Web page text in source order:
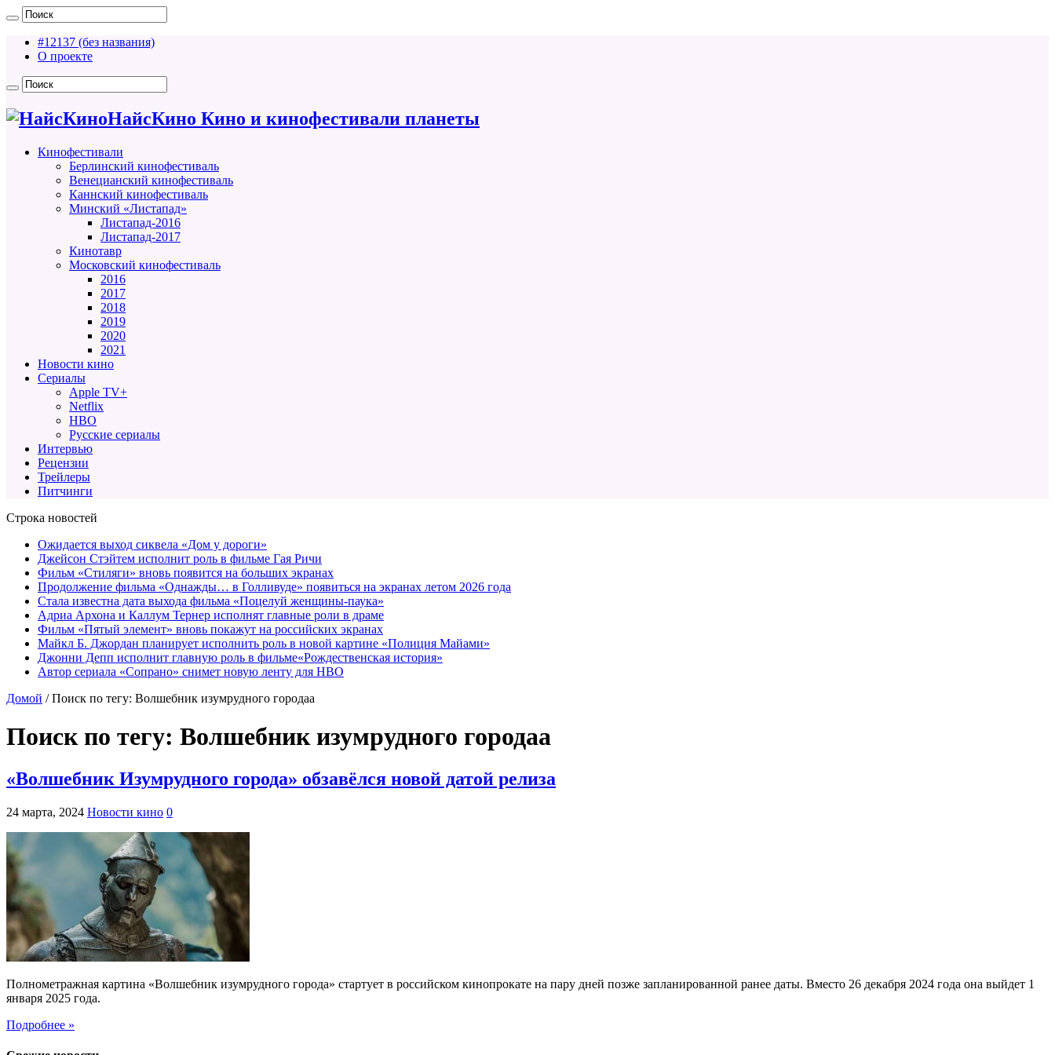
#12137 (без названия)
О проекте
НайсКино Кино и кинофестивали планеты
Кинофестивали
Берлинский кинофестиваль
Венецианский кинофестиваль
Каннский кинофестиваль
Минский «Листапад»
Листапад-2016
Листапад-2017
Кинотавр
Московский кинофестиваль
2016
2017
2018
2019
2020
2021
Новости кино
Сериалы
Apple TV+
Netflix
HBO
Русские сериалы
Интервью
Рецензии
Трейлеры
Питчинги
Строка новостей
Ожидается выход сиквела «Дом у дороги»
Джейсон Стэйтем исполнит роль в фильме Гая Ричи
Фильм «Стиляги» вновь появится на больших экранах
Продолжение фильма «Однажды… в Голливуде» появиться на экранах летом 2026 года
Стала известна дата выхода фильма «Поцелуй женщины-паука»
Адриа Архона и Каллум Тернер исполнят главные роли в драме
Фильм «Пятый элемент» вновь покажут на российских экранах
Майкл Б. Джордан планирует исполнить роль в новой картине «Полиция Майами»
Джонни Депп исполнит главную роль в фильме«Рождественская история»
Автор сериала «Сопрано» снимет новую ленту для HBO
Домой / Поиск по тегу: Волшебник изумрудного городаа
Поиск по тегу: Волшебник изумрудного городаа
«Волшебник Изумрудного города» обзавёлся новой датой релиза
24 марта, 2024 Новости кино 0
Полнометражная картина «Волшебник изумрудного города» стартует в российском кинопрокате на пару дней позже запланированной ранее даты. Вместо 26 декабря 2024 года она выйдет 1
января 2025 года.
Подробнее »